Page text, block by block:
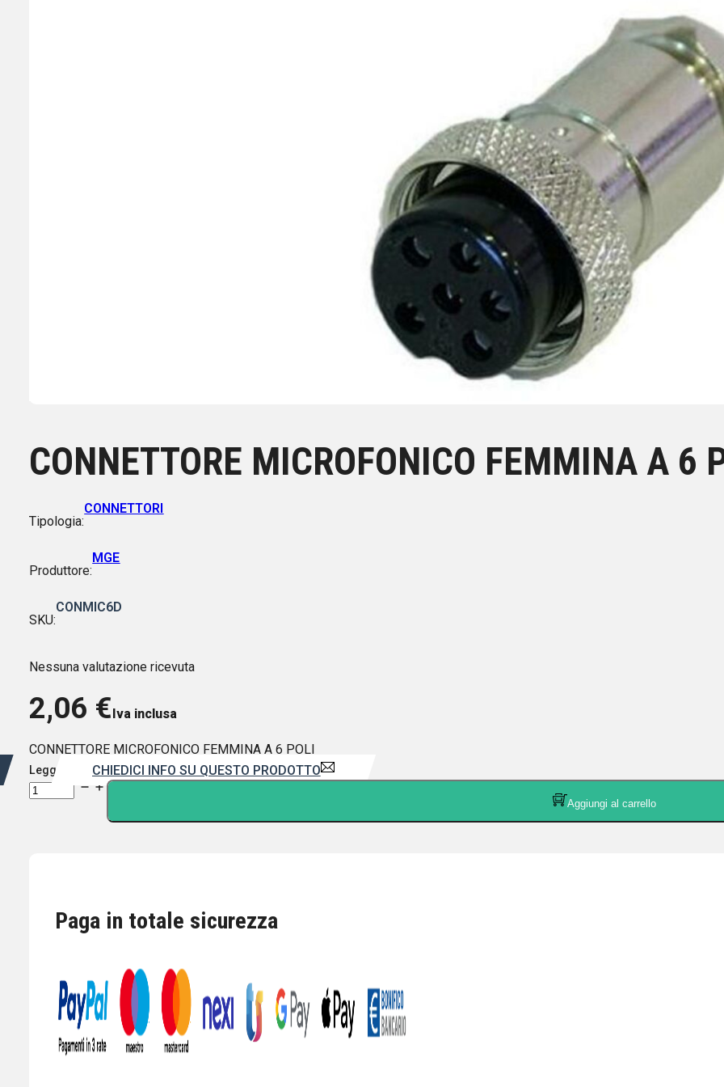
CONNETTORE MICROFONICO FEMMINA A 6
Tipologia:
CONNETTORI
Produttore:
MGE
SKU:
CONMIC6D
Nessuna valutazione ricevuta
2,06 €Iva inclusa
CONNETTORE MICROFONICO FEMMINA A 6 POLI
Leggi di più CHIEDICI INFO SU QUESTO PRODOTTO
CONNETTORE
quantità
Aggiungi al carrello
Paga in totale sicurezza